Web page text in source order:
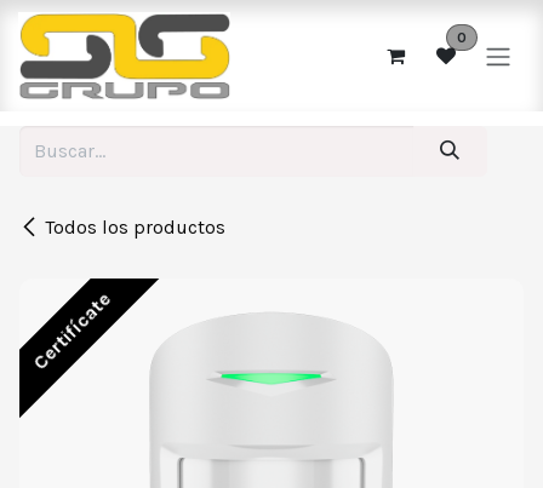
Ir al contenido
0
Todos los productos
Certifícate